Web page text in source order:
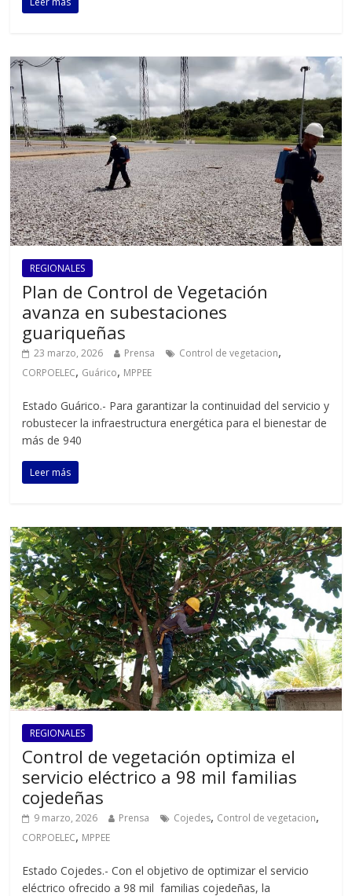
REGIONALES
Plan de Control de Vegetación
avanza en subestaciones
guariqueñas
23 marzo, 2026 Prensa Control de vegetacion,
CORPOELEC, Guárico, MPPEE
Estado Guárico.- Para garantizar la continuidad del servicio y
robustecer la infraestructura energética para el bienestar de
más de 940
Leer más
REGIONALES
Control de vegetación optimiza el
servicio eléctrico a 98 mil familias
cojedeñas
9 marzo, 2026 Prensa Cojedes, Control de vegetacion,
CORPOELEC, MPPEE
Estado Cojedes.- Con el objetivo de optimizar el servicio
eléctrico ofrecido a 98 mil familias cojedeñas, la